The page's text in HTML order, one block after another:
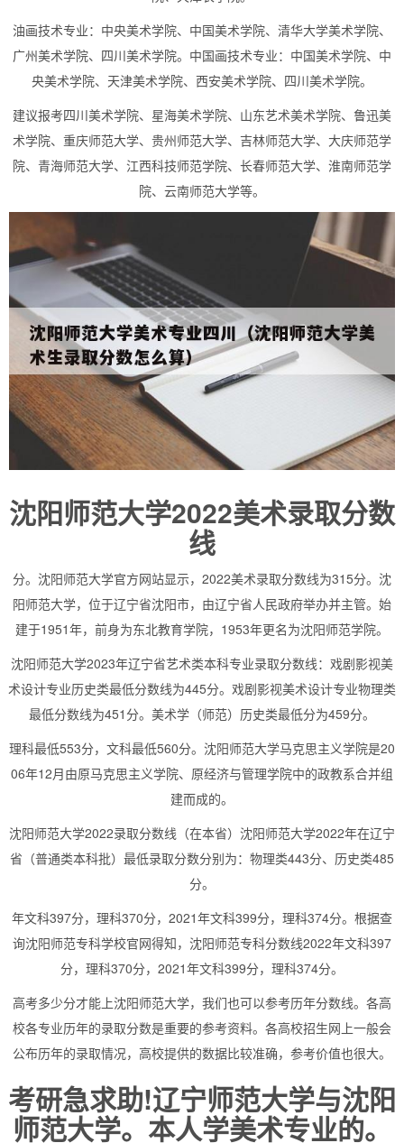
油画技术专业：中央美术学院、中国美术学院、清华大学美术学院、
广州美术学院、四川美术学院。中国画技术专业：中国美术学院、中
央美术学院、天津美术学院、西安美术学院、四川美术学院。
建议报考四川美术学院、星海美术学院、山东艺术美术学院、鲁迅美
术学院、重庆师范大学、贵州师范大学、吉林师范大学、大庆师范学
院、青海师范大学、江西科技师范学院、长春师范大学、淮南师范学
院、云南师范大学等。
沈阳师范大学2022美术录取分数
线
分。沈阳师范大学官方网站显示，2022美术录取分数线为315分。沈
阳师范大学，位于辽宁省沈阳市，由辽宁省人民政府举办并主管。始
建于1951年，前身为东北教育学院，1953年更名为沈阳师范学院。
沈阳师范大学2023年辽宁省艺术类本科专业录取分数线：戏剧影视美
术设计专业历史类最低分数线为445分。戏剧影视美术设计专业物理类
最低分数线为451分。美术学（师范）历史类最低分为459分。
理科最低553分，文科最低560分。沈阳师范大学马克思主义学院是20
06年12月由原马克思主义学院、原经济与管理学院中的政教系合并组
建而成的。
沈阳师范大学2022录取分数线（在本省）沈阳师范大学2022年在辽宁
省（普通类本科批）最低录取分数分别为：物理类443分、历史类485
分。
年文科397分，理科370分，2021年文科399分，理科374分。根据查
询沈阳师范专科学校官网得知，沈阳师范专科分数线2022年文科397
分，理科370分，2021年文科399分，理科374分。
高考多少分才能上沈阳师范大学，我们也可以参考历年分数线。各高
校各专业历年的录取分数是重要的参考资料。各高校招生网上一般会
公布历年的录取情况，高校提供的数据比较准确，参考价值也很大。
考研急求助!辽宁师范大学与沈阳
师范大学。本人学美术专业的。